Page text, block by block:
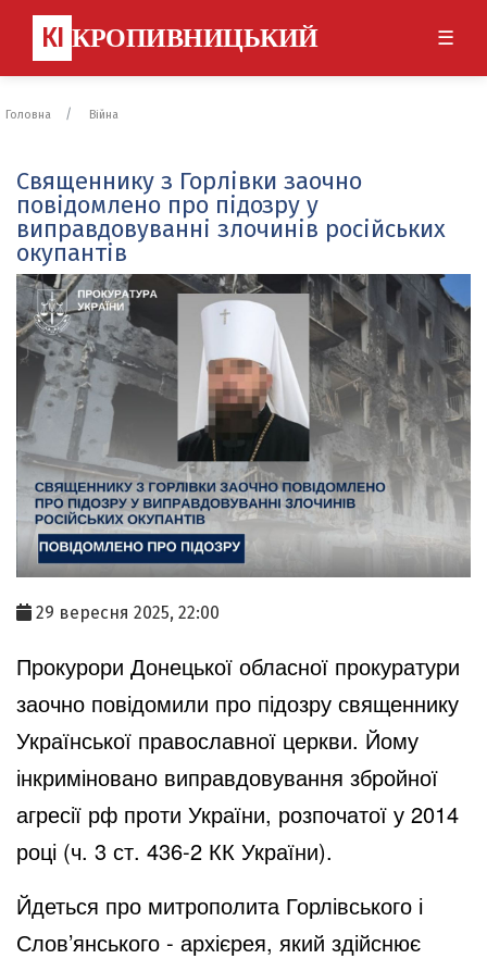
КІ КРОПИВНИЦЬКИЙ ☰
Головна Війна
Священнику з Горлівки заочно
повідомлено про підозру у
виправдовуванні злочинів російських
окупантів
29 вересня 2025, 22:00
Прокурори Донецької обласної прокуратури
заочно повідомили про підозру священнику
Української православної церкви. Йому
інкриміновано виправдовування збройної
агресії рф проти України, розпочатої у 2014
році (ч. 3 ст. 436-2 КК України).
Йдеться про митрополита Горлівського і
Слов’янського - архієрея, який здійснює